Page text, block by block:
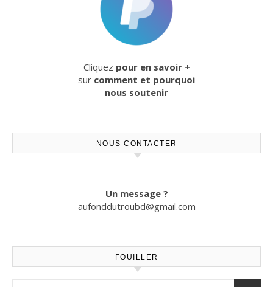
Cliquez pour en savoir +
sur comment et pourquoi
nous soutenir
NOUS CONTACTER
Un message ?
aufonddutroubd@gmail.com
FOUILLER